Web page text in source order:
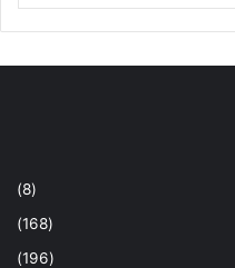
(8)
(168)
(196)